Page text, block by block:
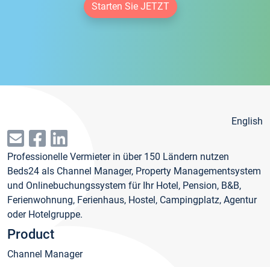
Starten Sie JETZT
English
Professionelle Vermieter in über 150 Ländern nutzen
Beds24 als Channel Manager, Property Managementsystem
und Onlinebuchungssystem für Ihr Hotel, Pension, B&B,
Ferienwohnung, Ferienhaus, Hostel, Campingplatz, Agentur
oder Hotelgruppe.
Product
Channel Manager